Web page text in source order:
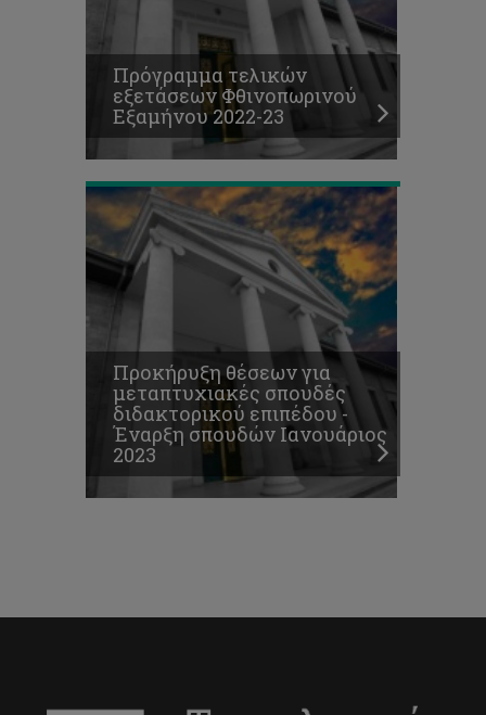
Πρόγραμμα τελικών
εξετάσεων Φθινοπωρινού
Εξαμήνου 2022-23
διδακτορικού
-
Έναρξη
σπουδών
Ιανουάριος
2023
Προκήρυξη θέσεων για
μεταπτυχιακές σπουδές
διδακτορικού επιπέδου -
Έναρξη σπουδών Ιανουάριος
2023